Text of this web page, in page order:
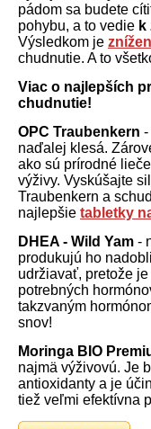
pádom sa budete
pohybu, a to vedie
Výsledkom je
chudnutie. A to
Viac o najlepších
chudnutie!
OPC Traubenkern -
naďalej klesá.
ako sú prírodné
výživy. Vyskúšajte
Traubenkern a
najlepšie tabletky
DHEA - Wild Yam -
produkujú ho
udržiavať, pretože
potrebných
takzvaným
snov!
Moringa BIO
najmä výživovú. Je
antioxidanty a je
tiež veľmi efektívna